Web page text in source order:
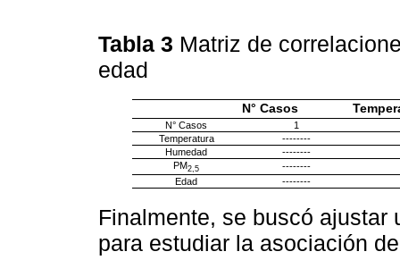
Tabla 3 Matriz de
edad
N° Casos
N° Casos
1
Temperatura
--------
Humedad
--------
PM2,5
--------
Edad
--------
Finalmente, se buscó ajustar
para estudiar la asociación